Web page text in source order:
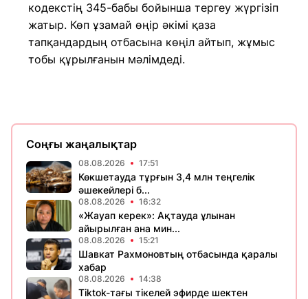
кодекстің 345-бабы бойынша тергеу жүргізіп
жатыр. Көп ұзамай өңір әкімі қаза
тапқандардың отбасына көңіл айтып, жұмыс
тобы құрылғанын мәлімдеді.
Соңғы жаңалықтар
08.08.2026 17:51
Көкшетауда тұрғын 3,4 млн теңгелік
әшекейлері б...
08.08.2026 16:32
«Жауап керек»: Ақтауда ұлынан
айырылған ана мин...
08.08.2026 15:21
Шавкат Рахмоновтың отбасында қаралы
хабар
08.08.2026 14:38
Tiktok-тағы тікелей эфирде шектен